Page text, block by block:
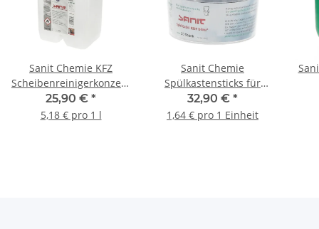
Sanit Chemie KFZ
Scheibenreinigerkonzentrat
bis -30°C 5L 3273
25,90 € *
5,18 € pro 1 l
Sanit Chemie
Spülkastensticks für
Geberit DuoFresh-
System 20Stk 3372
32,90 € *
1,64 € pro 1 Einheit